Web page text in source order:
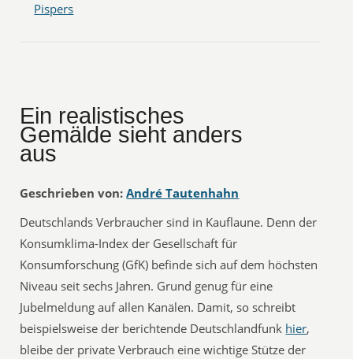
Pispers
Ein realistisches
Gemälde sieht anders
aus
Geschrieben von: André Tautenhahn
Deutschlands Verbraucher sind in Kauflaune. Denn der
Konsumklima-Index der Gesellschaft für
Konsumforschung (GfK) befinde sich auf dem höchsten
Niveau seit sechs Jahren. Grund genug für eine
Jubelmeldung auf allen Kanälen. Damit, so schreibt
beispielsweise der berichtende Deutschlandfunk hier,
bleibe der private Verbrauch eine wichtige Stütze der